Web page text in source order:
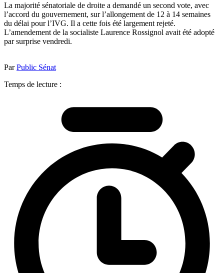
La majorité sénatoriale de droite a demandé un second vote, avec
l’accord du gouvernement, sur l’allongement de 12 à 14 semaines
du délai pour l’IVG. Il a cette fois été largement rejeté.
L’amendement de la socialiste Laurence Rossignol avait été adopté
par surprise vendredi.
ParPublic Sénat
Temps de lecture :